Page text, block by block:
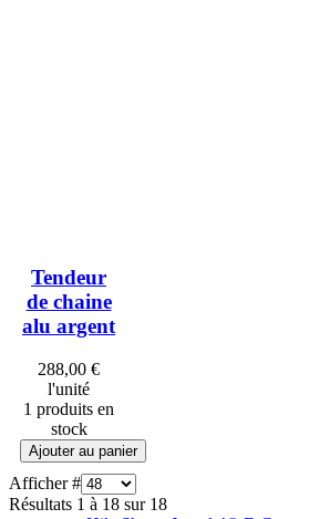
Tendeur
de chaine
alu argent
288,00 €
l'unité
1 produits en
stock
Afficher #
Résultats 1 à 18 sur 18